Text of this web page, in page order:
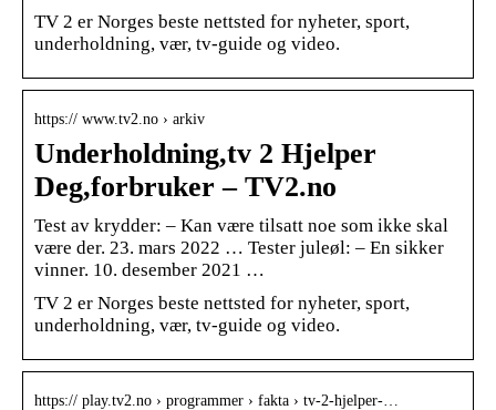
TV 2 er Norges beste nettsted for nyheter, sport,
underholdning, vær, tv-guide og video.
https:// www.tv2.no › arkiv
Underholdning,tv 2 Hjelper
Deg,forbruker – TV2.no
Test av krydder: – Kan være tilsatt noe som ikke skal
være der. 23. mars 2022 … Tester juleøl: – En sikker
vinner. 10. desember 2021 …
TV 2 er Norges beste nettsted for nyheter, sport,
underholdning, vær, tv-guide og video.
https:// play.tv2.no › programmer › fakta › tv-2-hjelper-…